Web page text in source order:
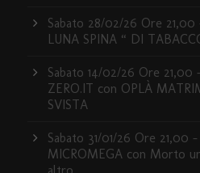
Sabato 28/02/26 Ore 21,00
LUNA SPINA “ DI
Sabato 14/02/26 Ore 21,00
ZERO.IT con OPLÀ
SVISTA
Sabato 31/01/26 Ore 21,00
MICROMEGA con Morto